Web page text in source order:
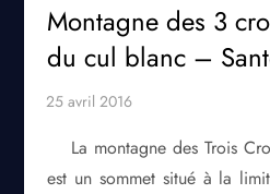
Montagne des 3
du cul blanc –
La montagne des Trois
est un sommet situé à la